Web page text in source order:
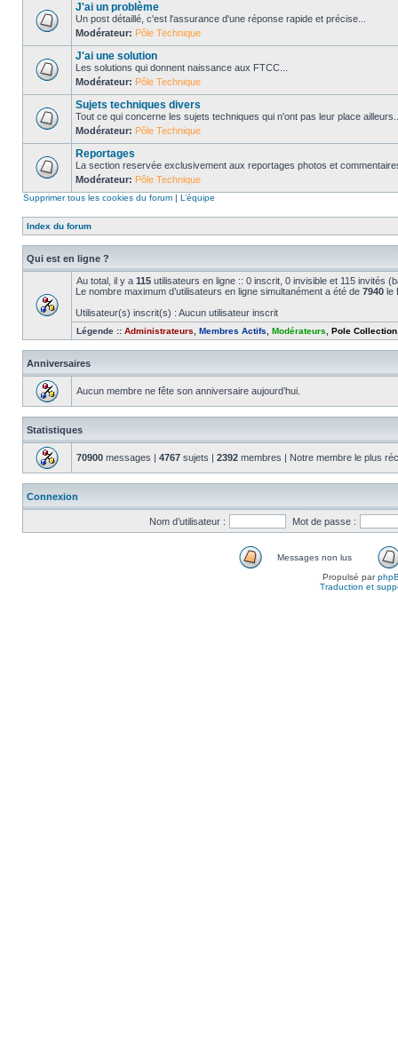
J'ai un problème
Un post détaillé, c'est l'assurance d'une réponse rapide et précise...
Modérateur: Pôle Technique
J'ai une solution
Les solutions qui donnent naissance aux FTCC...
Modérateur: Pôle Technique
Sujets techniques divers
Tout ce qui concerne les sujets techniques qui n'ont pas leur place
Modérateur: Pôle Technique
Reportages
La section reservée exclusivement aux reportages photos et
Modérateur: Pôle Technique
Supprimer tous les cookies du forum | L’équipe
Index du forum
Qui est en ligne ?
Au total, il y a 115 utilisateurs en ligne :: 0 inscrit, 0 invisible et 115 invités
Le nombre maximum d’utilisateurs en ligne simultanément a été de 7940 le
Utilisateur(s) inscrit(s) : Aucun utilisateur inscrit
Légende :: Administrateurs Membres Actifs Modérateurs Pole Collection
Anniversaires
Aucun membre ne fête son anniversaire aujourd’hui.
Statistiques
70900 messages | 4767 sujets | 2392 membres | Notre membre le plus
Connexion
Nom d’utilisateur : Mot de passe :
Messages non lus
Propulsé par
Traduction et